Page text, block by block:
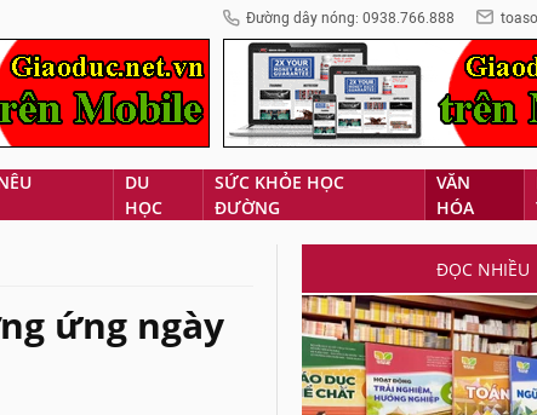
Đường dây nóng: 0938.766.888
DU
HỌC
SỨC KHỎE HỌC
ĐƯỜNG
VĂN
HÓA
ứng ngày
ĐỌC NHIỀU